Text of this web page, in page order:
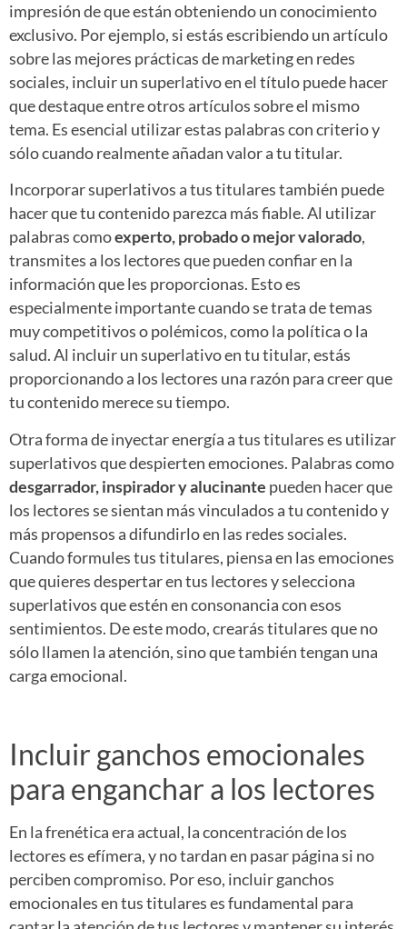
impresión de que están obteniendo un conocimiento
exclusivo. Por ejemplo, si estás escribiendo un artículo
sobre las mejores prácticas de marketing en redes
sociales, incluir un superlativo en el título puede hacer
que destaque entre otros artículos sobre el mismo
tema. Es esencial utilizar estas palabras con criterio y
sólo cuando realmente añadan valor a tu titular.
Incorporar superlativos a tus titulares también puede
hacer que tu contenido parezca más fiable. Al utilizar
palabras comoexperto, probado o mejor valorado,
transmites a los lectores que pueden confiar en la
información que les proporcionas. Esto es
especialmente importante cuando se trata de temas
muy competitivos o polémicos, como la política o la
salud. Al incluir un superlativo en tu titular, estás
proporcionando a los lectores una razón para creer que
tu contenido merece su tiempo.
Otra forma de inyectar energía a tus titulares es utilizar
superlativos que despierten emociones. Palabras como
desgarrador, inspirador y alucinante pueden hacer que
los lectores se sientan más vinculados a tu contenido y
más propensos a difundirlo en las redes sociales.
Cuando formules tus titulares, piensa en las emociones
que quieres despertar en tus lectores y selecciona
superlativos que estén en consonancia con esos
sentimientos. De este modo, crearás titulares que no
sólo llamen la atención, sino que también tengan una
carga emocional.
Incluir ganchos emocionales
para enganchar a los lectores
En la frenética era actual, la concentración de los
lectores es efímera, y no tardan en pasar página si no
perciben compromiso. Por eso, incluir ganchos
emocionales en tus titulares es fundamental para